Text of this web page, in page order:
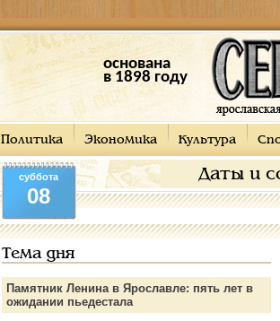
основана
в 1898 году
Политика Экономика Культура
Даты и
суббота
08
Тема дня
Памятник Ленина в Ярославле: пять лет в
ожидании пьедестала